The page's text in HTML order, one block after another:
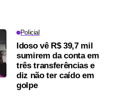
Policial
Idoso vê R$ 39,7 mil
sumirem da conta em
três transferências e
diz não ter caído em
golpe